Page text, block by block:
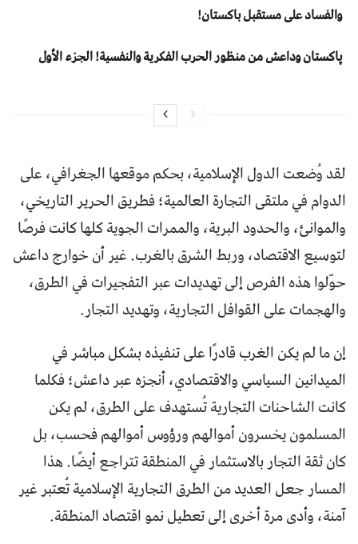
والفساد على مستقبل باكستان!
پاکستان وداعش من منظور الحرب الفكرية والنفسية! الجزء الأول
لقد وُضعت الدول الإسلامية، بحكم موقعها الجغرافي، على
الدوام في ملتقى التجارة العالمية؛ فطريق الحرير التاريخي،
والموانئ، والحدود البرية، والممرات الجوية كلها كانت فرصًا
لتوسيع الاقتصاد، وربط الشرق بالغرب. غير أن خوارج داعش
حوّلوا هذه الفرص إلى تهديدات عبر التفجيرات في الطرق،
والهجمات على القوافل التجارية، وتهديد التجار.
إن ما لم يكن الغرب قادرًا على تنفيذه بشكل مباشر في
الميدانين السياسي والاقتصادي، أنجزه عبر داعش؛ فكلما
كانت الشاحنات التجارية تُستهدف على الطرق، لم يكن
المسلمون يخسرون أموالهم ورؤوس أموالهم فحسب، بل
كان ثقة التجار بالاستثمار في المنطقة تتراجع أيضًا. هذا
المسار جعل العديد من الطرق التجارية الإسلامية تُعتبر غير
آمنة، وأدى مرة أخرى إلى تعطيل نمو اقتصاد المنطقة.